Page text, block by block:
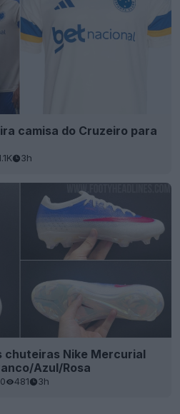
camisa do Cruzeiro para
3h
chuteiras Nike Mercurial
Azul/Rosa
0 481 3h